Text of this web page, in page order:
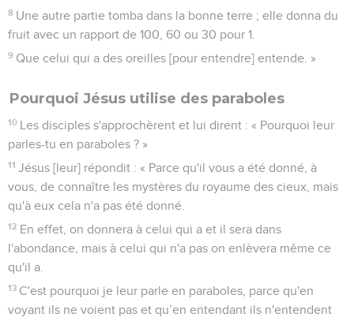
8 Une autre partie tomba dans la bonne terre ; elle donna du
fruit avec un rapport de 100, 60 ou 30 pour 1.
9 Que celui qui a des oreilles [pour entendre] entende. »
Pourquoi Jésus utilise des paraboles
10 Les disciples s'approchèrent et lui dirent : « Pourquoi leur
parles-tu en paraboles ? »
11 Jésus [leur] répondit : « Parce qu'il vous a été donné, à
vous, de connaître les mystères du royaume des cieux, mais
qu'à eux cela n'a pas été donné.
12 En effet, on donnera à celui qui a et il sera dans
l'abondance, mais à celui qui n'a pas on enlèvera même ce
qu'il a.
13 C'est pourquoi je leur parle en paraboles, parce qu'en
voyant ils ne voient pas et qu’en entendant ils n'entendent